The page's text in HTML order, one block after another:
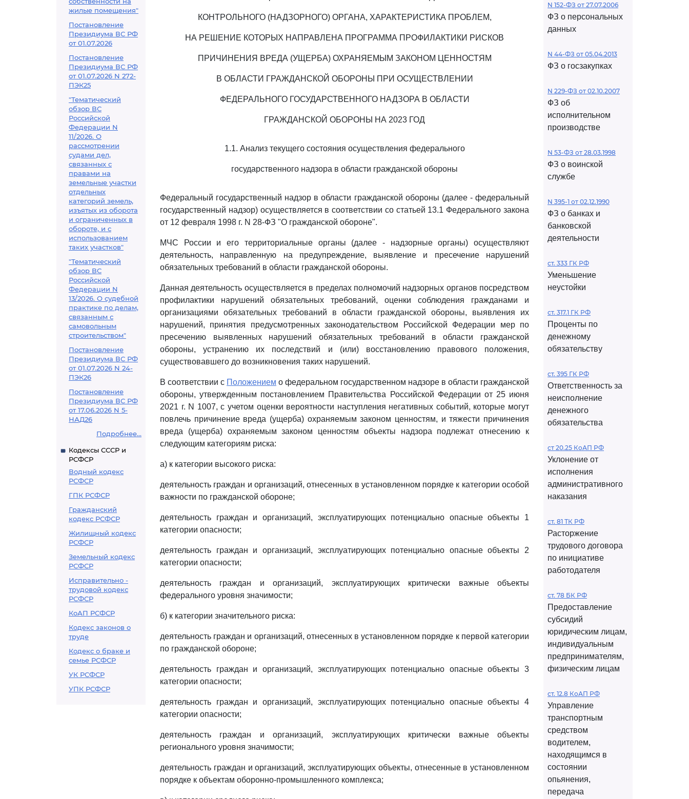
жилые помещения"
Постановление
Президиума ВС РФ
от 01.07.2026
Постановление
Президиума ВС РФ
от 01.07.2026 N 272-
ПЭК25
"Тематический
обзор ВС
Российской
Федерации N
11/2026. О
рассмотрении
судами дел,
связанных с
правами на
земельные участки
отдельных
категорий земель,
изъятых из оборота
и ограниченных в
обороте, и с
использованием
таких участков"
"Тематический
обзор ВС
Российской
Федерации N
13/2026. О судебной
практике по делам,
связанным с
самовольным
строительством"
Постановление
Президиума ВС РФ
от 01.07.2026 N 24-
ПЭК26
Постановление
Президиума ВС РФ
от 17.06.2026 N 5-
НАД26
Подробнее...
Кодексы СССР и
РСФСР
Водный кодекс
РСФСР
ГПК РСФСР
Гражданский
кодекс РСФСР
Жилищный кодекс
РСФСР
Земельный кодекс
РСФСР
Исправительно -
трудовой кодекс
РСФСР
КоАП РСФСР
Кодекс законов о
труде
Кодекс о браке и
семье РСФСР
УК РСФСР
УПК РСФСР
КОНТРОЛЬНОГО (НАДЗОРНОГО) ОРГАНА, ХАРАКТЕРИСТИКА ПРОБЛЕМ,
НА РЕШЕНИЕ КОТОРЫХ НАПРАВЛЕНА ПРОГРАММА ПРОФИЛАКТИКИ РИСКОВ
ПРИЧИНЕНИЯ ВРЕДА (УЩЕРБА) ОХРАНЯЕМЫМ ЗАКОНОМ ЦЕННОСТЯМ
В ОБЛАСТИ ГРАЖДАНСКОЙ ОБОРОНЫ ПРИ ОСУЩЕСТВЛЕНИИ
ФЕДЕРАЛЬНОГО ГОСУДАРСТВЕННОГО НАДЗОРА В ОБЛАСТИ
ГРАЖДАНСКОЙ ОБОРОНЫ НА 2023 ГОД
1.1. Анализ текущего состояния осуществления федерального
государственного надзора в области гражданской обороны
Федеральный государственный надзор в области гражданской обороны (далее - федеральный
государственный надзор) осуществляется в соответствии со статьей 13.1 Федерального закона
от 12 февраля 1998 г. N 28-ФЗ "О гражданской обороне".
МЧС России и его территориальные органы (далее - надзорные органы) осуществляют
деятельность, направленную на предупреждение, выявление и пресечение нарушений
обязательных требований в области гражданской обороны.
Данная деятельность осуществляется в пределах полномочий надзорных органов посредством
профилактики нарушений обязательных требований, оценки соблюдения гражданами и
организациями обязательных требований в области гражданской обороны, выявления их
нарушений, принятия предусмотренных законодательством Российской Федерации мер по
пресечению выявленных нарушений обязательных требований в области гражданской
обороны, устранению их последствий и (или) восстановлению правового положения,
существовавшего до возникновения таких нарушений.
В соответствии с Положением о федеральном государственном надзоре в области гражданской
обороны, утвержденным постановлением Правительства Российской Федерации от 25 июня
2021 г. N 1007, с учетом оценки вероятности наступления негативных событий, которые могут
повлечь причинение вреда (ущерба) охраняемым законом ценностям, и тяжести причинения
вреда (ущерба) охраняемым законом ценностям объекты надзора подлежат отнесению к
следующим категориям риска:
а) к категории высокого риска:
деятельность граждан и организаций, отнесенных в установленном порядке к категории особой
важности по гражданской обороне;
деятельность граждан и организаций, эксплуатирующих потенциально опасные объекты 1
категории опасности;
деятельность граждан и организаций, эксплуатирующих потенциально опасные объекты 2
категории опасности;
деятельность граждан и организаций, эксплуатирующих критически важные объекты
федерального уровня значимости;
б) к категории значительного риска:
деятельность граждан и организаций, отнесенных в установленном порядке к первой категории
по гражданской обороне;
деятельность граждан и организаций, эксплуатирующих потенциально опасные объекты 3
категории опасности;
деятельность граждан и организаций, эксплуатирующих потенциально опасные объекты 4
категории опасности;
деятельность граждан и организаций, эксплуатирующих критически важные объекты
регионального уровня значимости;
деятельность граждан и организаций, эксплуатирующих объекты, отнесенные в установленном
порядке к объектам оборонно-промышленного комплекса;
N 152-ФЗ от 27.07.2006
ФЗ о персональных
данных
N 44-ФЗ от 05.04.2013
ФЗ о госзакупках
N 229-ФЗ от 02.10.2007
ФЗ об
исполнительном
производстве
N 53-ФЗ от 28.03.1998
ФЗ о воинской
службе
N 395-1 от 02.12.1990
ФЗ о банках и
банковской
деятельности
ст. 333 ГК РФ
Уменьшение
неустойки
ст. 317.1 ГК РФ
Проценты по
денежному
обязательству
ст. 395 ГК РФ
Ответственность за
неисполнение
денежного
обязательства
ст 20.25 КоАП РФ
Уклонение от
исполнения
административного
наказания
ст. 81 ТК РФ
Расторжение
трудового договора
по инициативе
работодателя
ст. 78 БК РФ
Предоставление
субсидий
юридическим лицам,
индивидуальным
предпринимателям,
физическим лицам
ст. 12.8 КоАП РФ
Управление
транспортным
средством
водителем,
находящимся в
состоянии
опьянения,
передача